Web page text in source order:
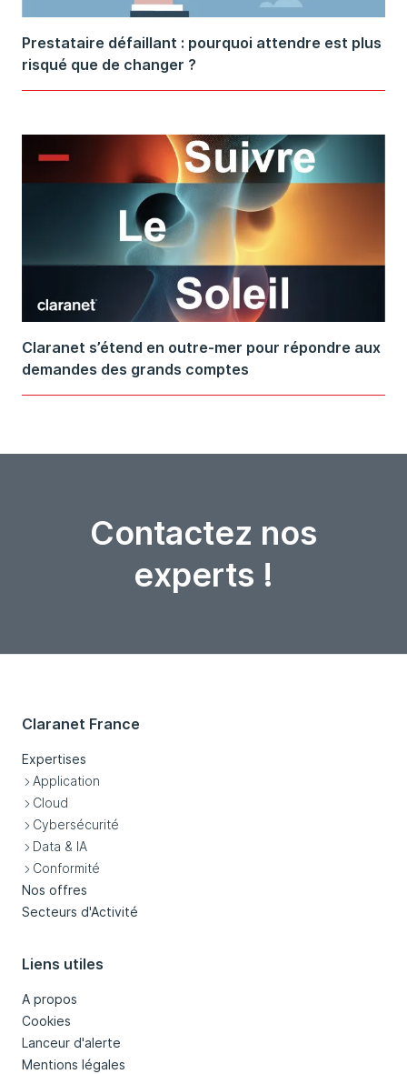
Prestataire défaillant : pourquoi attendre est plus
risqué que de changer ?
Claranet s’étend en outre-mer pour répondre aux
demandes des grands comptes
Contactez nos
experts !
Claranet France
Expertises
Application
Cloud
Cybersécurité
Data & IA
Conformité
Nos offres
Secteurs d'Activité
Liens utiles
A propos
Cookies
Lanceur d'alerte
Mentions légales